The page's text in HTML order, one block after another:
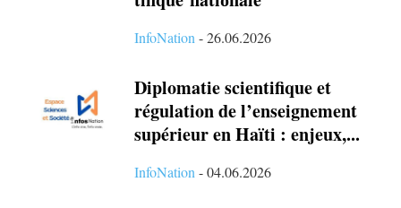
InfoNation -26.06.2026
Diplomatie scientifique et
régulation de l’enseignement
supérieur en Haïti : enjeux,...
InfoNation -04.06.2026